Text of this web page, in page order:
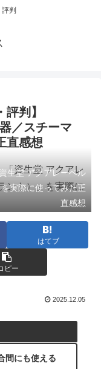
判
判】
／スチーマ
直感想
生堂 アクアレーベル
実際に使ってみた正
直感想
はてブ
ピー
2025.12.05
間にも使える